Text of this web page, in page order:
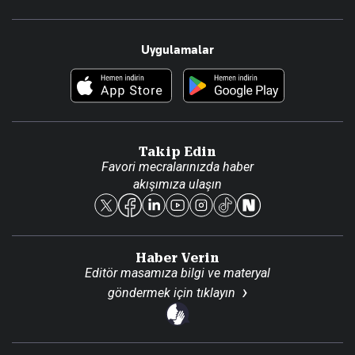
Resmî Ilanlar
Foto Haber
Hakkımızda
Künye
Reklam Ver
Uygulamalar
Takip Edin
Favori mecralarınızda haber
akışımıza ulaşın
Haber Verin
Editör masamıza bilgi ve materyal
göndermek için tıklayın